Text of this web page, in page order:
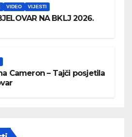
VIDEO VIJESTI
NA BKLJ 2026.
Cameron – Tajči posjetila